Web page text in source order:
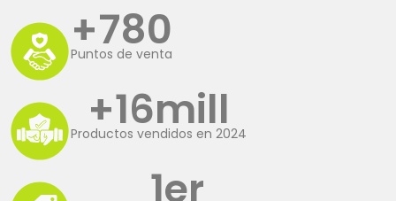
Puntos de venta
+780
Productos vendidos en 2024
+16mill
1er